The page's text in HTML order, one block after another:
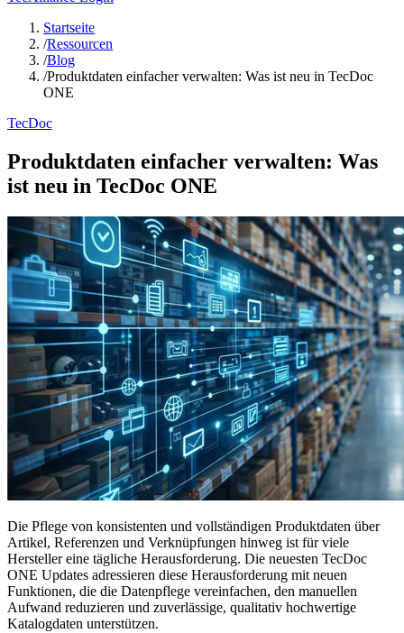
Startseite
/Ressourcen
/Blog
/Produktdaten einfacher verwalten: Was ist neu in TecDoc
ONE
TecDoc
Produktdaten einfacher verwalten: Was
ist neu in TecDoc ONE
Die Pflege von konsistenten und vollständigen Produktdaten über
Artikel, Referenzen und Verknüpfungen hinweg ist für viele
Hersteller eine tägliche Herausforderung. Die neuesten TecDoc
ONE Updates adressieren diese Herausforderung mit neuen
Funktionen, die die Datenpflege vereinfachen, den manuellen
Aufwand reduzieren und zuverlässige, qualitativ hochwertige
Katalogdaten unterstützen.